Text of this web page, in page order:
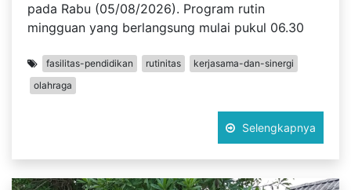
pada Rabu (05/08/2026). Program rutin
mingguan yang berlangsung mulai pukul 06.30
fasilitas-pendidikan rutinitas
kerjasama-dan-sinergi
olahraga
Selengkapnya